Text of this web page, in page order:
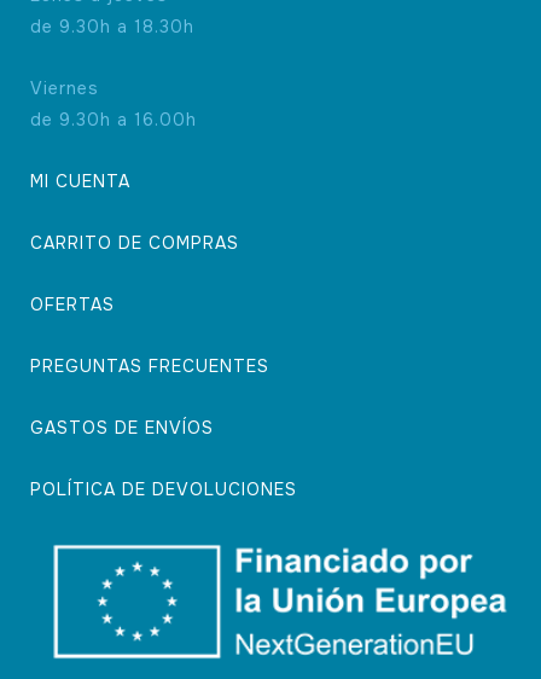
de 9.30h a 18.30h
Viernes
de 9.30h a 16.00h
MI CUENTA
CARRITO DE COMPRAS
OFERTAS
PREGUNTAS FRECUENTES
GASTOS DE ENVÍOS
POLÍTICA DE DEVOLUCIONES